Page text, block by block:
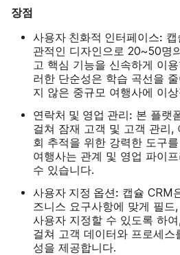
장점
사용자 친화적 인터페이스:
관적인 디자인으로 20~50명
고 핵심 기능을 신속하게 이
러한 단순성은 학습 곡선을
지 않은 중규모 여행사에 이
연락처 및 영업 관리: 본 플랫
걸쳐 잠재 고객 및 고객 관리,
회 추적을 위한 강력한 도구
여행사는 관계 및 영업 파이
수 있습니다.
사용자 지정 옵션: 캡슐 CRM
즈니스 요구사항에 맞게 필드
사용자 지정할 수 있도록 하
걸쳐 고객 데이터와 프로세스
성을 제공합니다.